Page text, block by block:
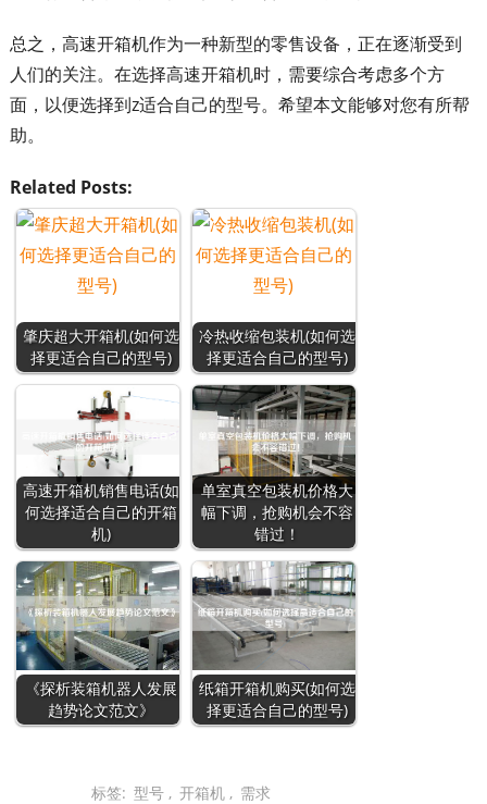
总之，高速开箱机作为一种新型的零售设备，正在逐渐受到
人们的关注。在选择高速开箱机时，需要综合考虑多个方
面，以便选择到z适合自己的型号。希望本文能够对您有所帮
助。
Related Posts:
肇庆超大开箱机(如何选
择更适合自己的型号)
冷热收缩包装机(如何选
择更适合自己的型号)
高速开箱机销售电话(如
何选择适合自己的开箱
机)
单室真空包装机价格大
幅下调，抢购机会不容
错过！
《探析装箱机器人发展
趋势论文范文》
纸箱开箱机购买(如何选
择更适合自己的型号)
标签: 型号 , 开箱机 , 需求